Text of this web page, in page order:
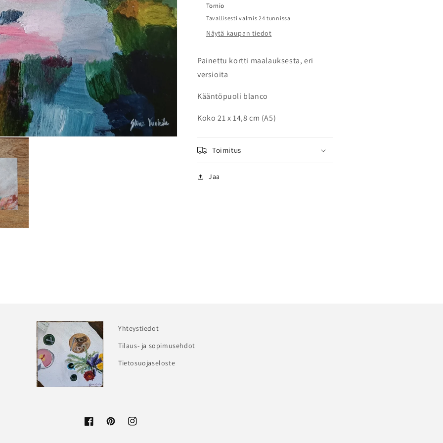
Tornio
Tavallisesti valmis 24 tunnissa
Näytä kaupan tiedot
Painettu kortti maalauksesta, eri
versioita
Kääntöpuoli blanco
Koko 21 x 14,8 cm (A5)
Toimitus
Jaa
Yhteystiedot
Tilaus- ja sopimusehdot
Tietosuojaseloste
FacebookPinterestInstagram